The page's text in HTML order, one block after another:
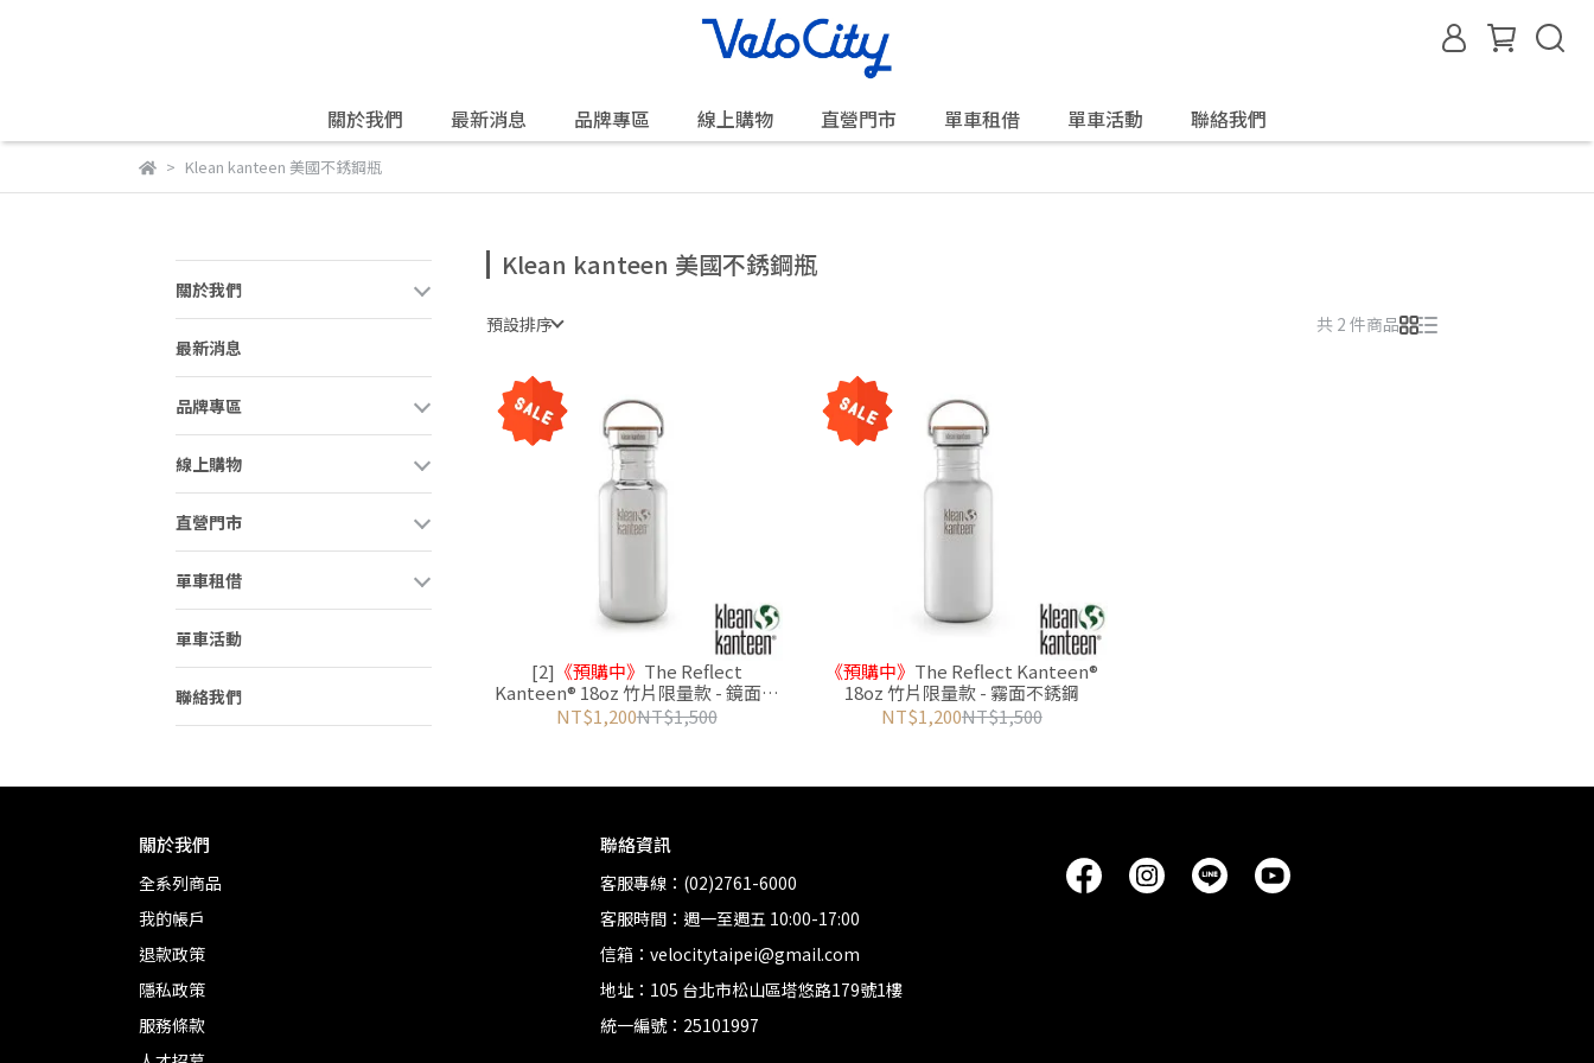
關於我們 最新消息 品牌專區 線上購物 直營門市 單車租借 單車活動 聯絡我們
Klean kanteen 美國不銹鋼瓶
關於我們
最新消息
品牌專區
線上購物
直營門市
單車租借
單車活動
聯絡我們
Klean kanteen 美國不銹鋼瓶
預設排序 共 2 件商品
[2] 《預購中》 The Reflect
Kanteen® 18oz 竹片限量款 - 鏡面不
銹鋼
NT$1,200NT$1,500
《預購中》 The Reflect Kanteen®
18oz 竹片限量款 - 霧面不銹鋼
NT$1,200NT$1,500
關於我們
全系列商品
我的帳戶
退款政策
隱私政策
服務條款
聯絡資訊
客服專線：(02)2761-6000
客服時間：週一至週五 10:00-17:00
信箱：velocitytaipei@gmail.com
地址：105 台北市松山區塔悠路179號1樓
統一編號：25101997